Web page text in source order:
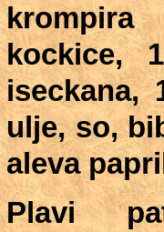
kockice,
iseckana,
ulje,so,
aleva
Plavi